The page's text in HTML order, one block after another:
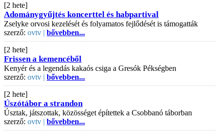
[2 hete]
Adománygyűjtés koncerttel és habpartival
Zselyke orvosi kezelését és folyamatos fejlődését is támogatták
szerző: ovtv | bővebben...
[2 hete]
Frissen a kemencéből
Kenyér és a legendás kakaós csiga a Gresók Pékségben
szerző: ovtv | bővebben...
[2 hete]
Úszótábor a strandon
Úsztak, játszottak, közösséget építettek a Csobbanó táborban
szerző: ovtv | bővebben...